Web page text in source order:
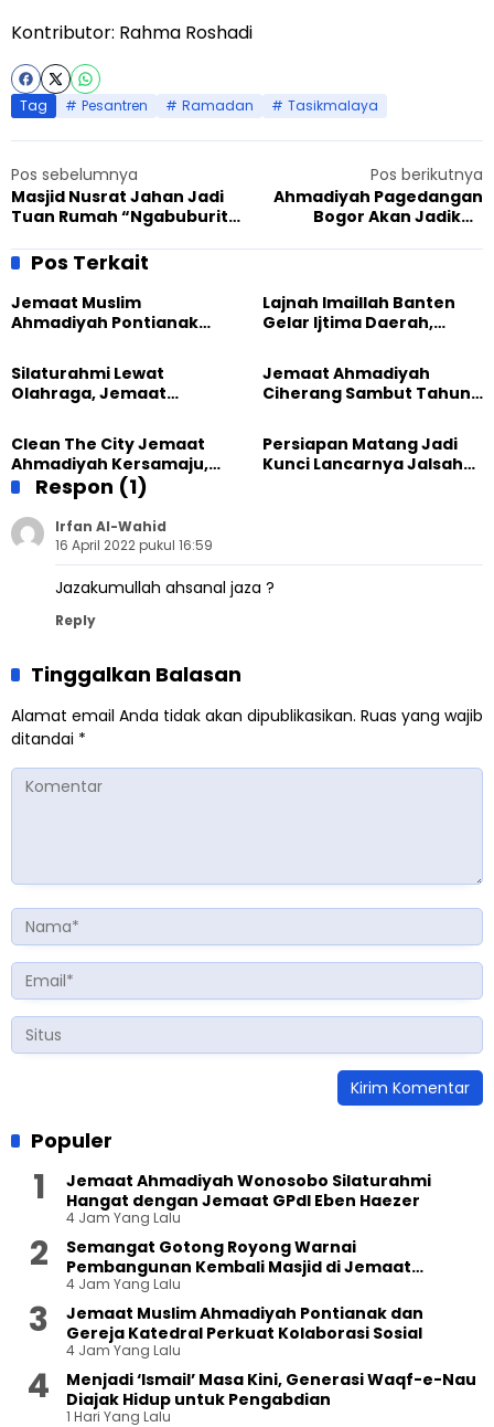
Kontributor: Rahma Roshadi
Tag Pesantren Ramadan Tasikmalaya
Pos sebelumnya
Masjid Nusrat Jahan Jadi
Tuan Rumah “Ngabuburit
Tengah
Pos berikutnya
Ahmadiyah Pagedangan
Bogor Akan Jadikan
Yatim Sebagai Kegiatan
Pos Terkait
Jemaat Muslim
Ahmadiyah Pontianak
Perkuat Kolaborasi Sosial
Lajnah Imaillah Banten
Gelar Ijtima Daerah,
Tangguh
Silaturahmi Lewat
Olahraga, Jemaat
Meriahkan Event Lari
Jemaat Ahmadiyah
Ciherang Sambut Tahun
Aksi Kebersihan
Clean The City Jemaat
Ahmadiyah Kersamaju,
Aksi Positif Bagi
Lingkungan
Persiapan Matang Jadi
Kunci Lancarnya Jalsah
Respon (1)
Irfan Al-Wahid
16 April 2022 pukul 16:59
Jazakumullah ahsanal jaza ?
Reply
Tinggalkan Balasan
Alamat email Anda tidak akan dipublikasikan. Ruas yang wajib
ditandai *
Populer
Jemaat Ahmadiyah Wonosobo Silaturahmi
Hangat dengan Jemaat GPdI Eben Haezer
4 Jam Yang Lalu
Semangat Gotong Royong Warnai
Pembangunan Kembali Masjid di Jemaat
Ahmadiyah Sukapura
4 Jam Yang Lalu
Jemaat Muslim Ahmadiyah Pontianak dan
Gereja Katedral Perkuat Kolaborasi Sosial
4 Jam Yang Lalu
Menjadi ‘Ismail’ Masa Kini, Generasi Waqf-e-Nau
Diajak Hidup untuk Pengabdian
1 Hari Yang Lalu